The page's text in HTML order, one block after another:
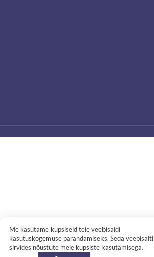
Me kasutame küpsiseid teie veebisaidi
kasutuskogemuse parandamiseks. Seda veebisaiti
sirvides nõustute meie küpsiste kasutamisega.